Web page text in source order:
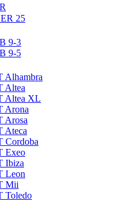
25
9-3
9-5
Alhambra
Altea
Altea XL
Arona
Arosa
Ateca
Cordoba
Exeo
Ibiza
Leon
Mii
Toledo